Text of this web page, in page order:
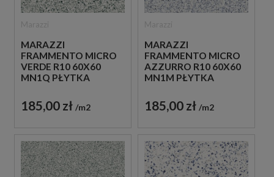
MARAZZI
FRAMMENTO MICRO
VERDE R10 60X60
MN1Q PŁYTKA
JASNOZIELONYM
KOLORZE
185,00 zł m2
MARAZZI
FRAMMENTO MICRO
AZZURRO R10 60X60
MN1M PŁYTKA
JASNONIEBIESKIM
KOLORZE
185,00 zł m2